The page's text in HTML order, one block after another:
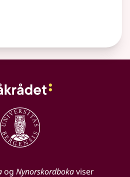
og Nynorskordbokaviser